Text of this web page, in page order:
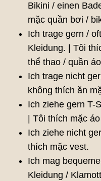
Bikini / einen
mặc quần bơi /
Ich trage gern /
Kleidung. | Tôi
thể thao / quần
Ich trage nicht
không thích ăn
Ich ziehe gern T-
| Tôi thích mặc
Ich ziehe nicht
thích mặc vest.
Ich mag
Kleidung /